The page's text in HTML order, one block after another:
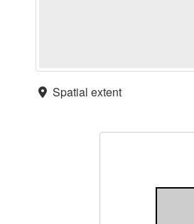
Spatial extent